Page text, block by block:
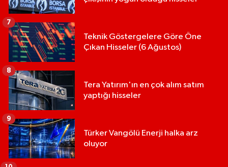
Teknik Göstergelere Göre Öne
Çıkan Hisseler (6 Ağustos)
7
Tera Yatırım'ın en çok alım satım
yaptığı hisseler
8
Türker Vangölü Enerji halka arz
oluyor
9